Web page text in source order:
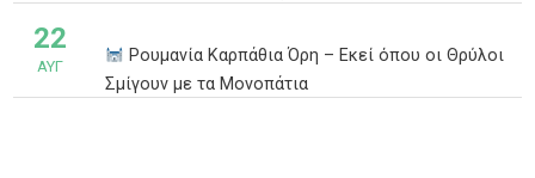
22
ΑΥΓ
Ρουμανία Καρπάθια Όρη – Εκεί όπου οι Θρύλοι
Σμίγουν με τα Μονοπάτια